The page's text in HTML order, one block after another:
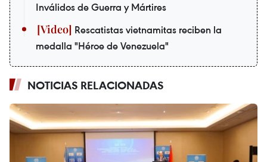
Inválidos de Guerra y Mártires
Rescatistas vietnamitas reciben la
medalla "Héroe de Venezuela"
NOTICIAS RELACIONADAS